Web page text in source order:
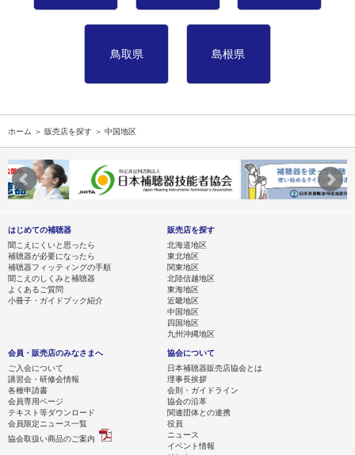
鳥取県 島根県
ホーム ＞ 販売店を探す ＞ 中国地区
はじめての補聴器
聞こえにくいと思ったら
補聴器が必要になったら
補聴器フィッティングの手順
聞こえのしくみと補聴器
よくあるご質問
小冊子・ガイドブック紹介
販売店を探す
北海道地区
東北地区
関東地区
北陸信越地区
東海地区
近畿地区
中国地区
四国地区
九州沖縄地区
会員・販売店のみなさまへ
ご入会について
講習会・研修会情報
各種申請書
会員専用ページ
テキスト等ダウンロード
会員限定ニュース一覧
協会取扱い商品のご案内
協会について
日本補聴器販売店協会とは
理事長挨拶
会則・ガイドライン
協会の沿革
関連団体との連携
役員
ニュース
イベント情報